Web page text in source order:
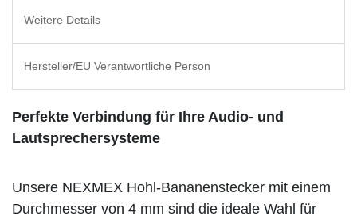
Weitere Details
Hersteller/EU Verantwortliche Person
Perfekte Verbindung für Ihre Audio- und
Lautsprechersysteme
Unsere NEXMEX Hohl-Bananenstecker mit einem
Durchmesser von 4 mm sind die ideale Wahl für